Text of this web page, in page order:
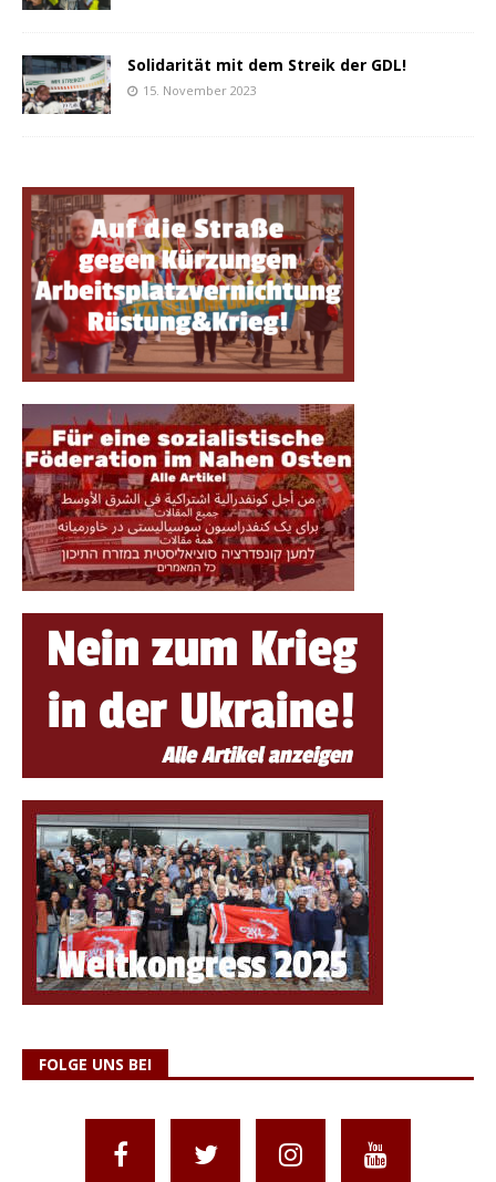
Solidarität mit dem Streik der GDL!
15. November 2023
FOLGE UNS BEI